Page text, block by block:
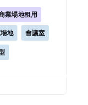
業場地租用
地 會議室